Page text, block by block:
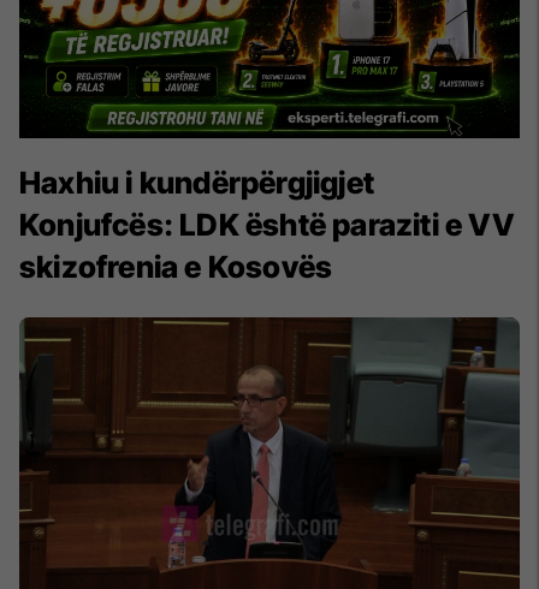
Haxhiu i kundërpërgjigjet
Konjufcës: LDK është paraziti e VV
skizofrenia e Kosovës